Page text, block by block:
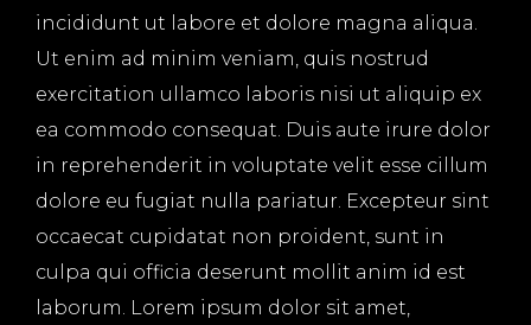
incididunt ut labore et dolore magna aliqua.
Ut enim ad minim veniam, quis nostrud
exercitation ullamco laboris nisi ut aliquip ex
ea commodo consequat. Duis aute irure dolor
in reprehenderit in voluptate velit esse cillum
dolore eu fugiat nulla pariatur. Excepteur sint
occaecat cupidatat non proident, sunt in
culpa qui officia deserunt mollit anim id est
laborum. Lorem ipsum dolor sit amet,